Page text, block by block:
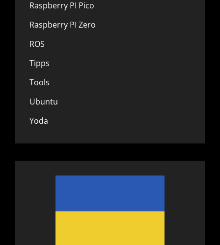
Raspberry PI Pico
Raspberry PI Zero
ROS
Tipps
Tools
Ubuntu
Yoda